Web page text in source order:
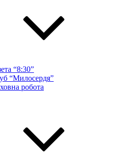
“8:30”
“Милосердя”
робота